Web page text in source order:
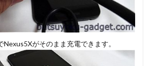
Nexus5Xがそのまま充電できます。